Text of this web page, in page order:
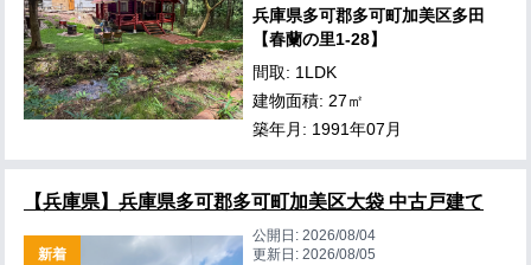
兵庫県多可郡多可町加美区多田
【春蘭の里1-28】
間取: 1LDK
建物面積: 27㎡
築年月: 1991年07月
【兵庫県】兵庫県多可郡多可町加美区大袋 中古戸建て
新着
公開日:2026/08/04
更新日:2026/08/05